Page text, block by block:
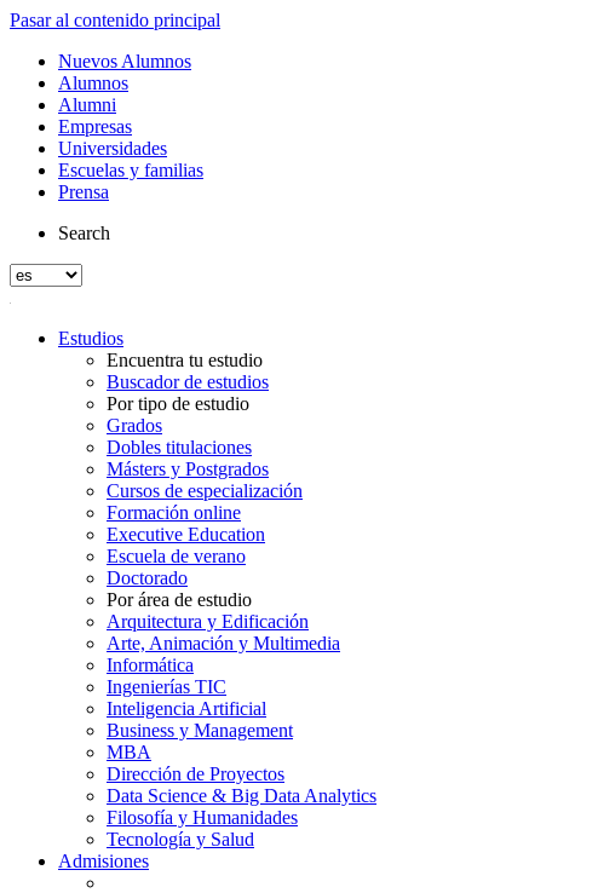
Pasar al contenido principal
Nuevos Alumnos
Alumnos
Alumni
Empresas
Universidades
Escuelas y familias
Prensa
Search
Estudios
Encuentra tu estudio
Buscador de estudios
Por tipo de estudio
Grados
Dobles titulaciones
Másters y Postgrados
Cursos de especialización
Formación online
Executive Education
Escuela de verano
Doctorado
Por área de estudio
Arquitectura y Edificación
Arte, Animación y Multimedia
Informática
Ingenierías TIC
Inteligencia Artificial
Business y Management
MBA
Dirección de Proyectos
Data Science & Big Data Analytics
Filosofía y Humanidades
Tecnología y Salud
Admisiones